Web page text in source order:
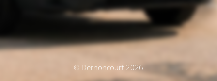
© Dernoncourt 2026